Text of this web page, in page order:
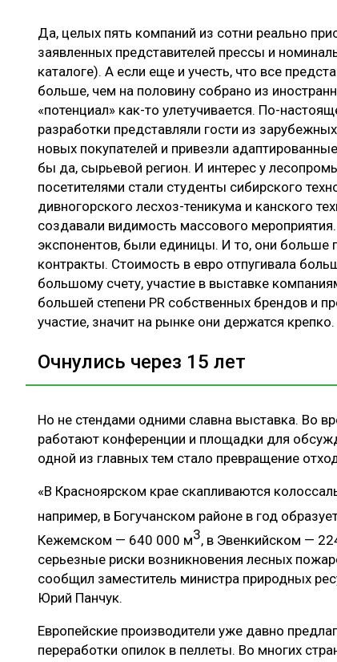
Да, целых пять компаний из сотни реально
заявленных представителей прессы и
каталоге). А если еще и учесть, что все
больше, чем на половину собрано из
«потенциал» как-то улетучивается. По-
разработки представляли гости из
новых покупателей и привезли
бы да, сырьевой регион. И интерес у
посетителями стали студенты сибирского
дивногорского лесхоз-теникума и канского
создавали видимость массового
экспонентов, были единицы. И то, они больше
контракты. Стоимость в евро отпугивала
большому счету, участие в выставке
большей степени PR собственных брендов и
участие, значит на рынке они держатся крепко.
Очнулись через 15 лет
Но не стендами одними славна выставка. Во
работают конференции и площадки для
одной из главных тем стало превращение
«В Красноярском крае скапливаются
например, в Богучанском районе в год
Кежемском — 640 000 м3, в Эвенкийском —
серьезные риски возникновения лесных
сообщил заместитель министра природных
Юрий Панчук.
Европейские производители уже давно
переработки опилок в пеллеты. Во многих